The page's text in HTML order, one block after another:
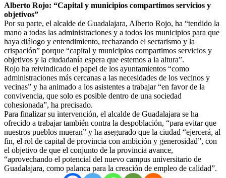
Alberto Rojo: “Capital y municipios compartimos servicios y
objetivos”
Por su parte, el alcalde de Guadalajara, Alberto Rojo, ha “tendido la
mano a todas las administraciones y a todos los municipios para que
haya diálogo y entendimiento, rechazando el sectarismo y la
crispación” porque “capital y municipios compartimos servicios y
objetivos y la ciudadanía espera que estemos a la altura”.
Rojo ha reivindicado el papel de los ayuntamientos “como
administraciones más cercanas a las necesidades de los vecinos y
vecinas” y ha animado a los asistentes a trabajar “en favor de la
convivencia, que solo es posible dentro de una sociedad
cohesionada”, ha precisado.
Para finalizar su intervención, el alcalde de Guadalajara se ha
ofrecido a trabajar también contra la despoblación, “para evitar que
nuestros pueblos mueran” y ha asegurado que la ciudad “ejercerá, al
fin, el rol de capital de provincia con ambición y generosidad”, con
el objetivo de que el conjunto de la provincia avance,
“aprovechando el potencial del nuevo campus universitario de
Guadalajara, como palanca para la creación de empleo de calidad”.